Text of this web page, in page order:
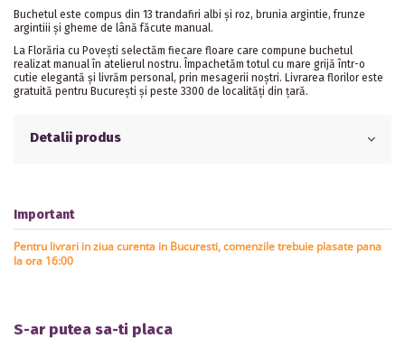
Buchetul este compus din 13 trandafiri albi și roz, brunia argintie, frunze
argintiii și gheme de lână făcute manual.
La Florăria cu Povești selectăm fiecare floare care compune buchetul
realizat manual în atelierul nostru. Împachetăm totul cu mare grijă într-o
cutie elegantă și livrăm personal, prin mesagerii noștri. Livrarea florilor este
gratuită pentru București și peste 3300 de localități din țară.
Detalii produs
Important
Pentru livrari in ziua curenta in Bucuresti, comenzile trebuie plasate pana
la ora 16:00
S-ar putea sa-ti placa